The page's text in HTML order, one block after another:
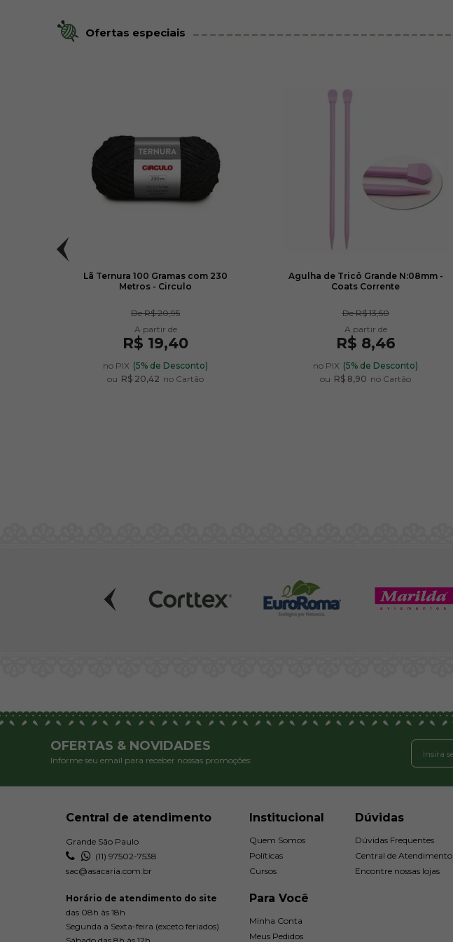
Ofertas especiais
Lã Ternura 100 Gramas com 230
Metros - Circulo
DeR$ 20,95
R$ 19,40
no PIX (5% de Desconto)
ou R$ 20,42 no Cartão
Agulha de Tricô Grande N:08mm -
Coats Corrente
DeR$ 13,50
R$ 8,46
no PIX (5% de Desconto)
ou R$ 8,90 no Cartão
OFERTAS & NOVIDADES
Informe seu email para receber nossas promoções:
Central de atendimento
Grande São Paulo
(11) 97502-7538
sac@asacaria.com.br
Horário de atendimento do site
das 08h às 18h
Segunda a Sexta-feira (exceto feriados)
Institucional
Quem Somos
Políticas
Cursos
Para Você
Minha Conta
Meus Pedidos
Dúvidas
Dúvidas Frequentes
Central de Atendimento
Encontre nossas lojas